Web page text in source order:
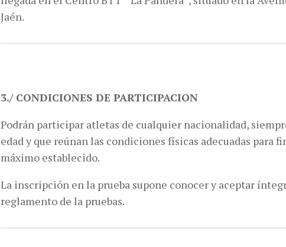
Jaén.
3./ CONDICIONES DE PARTICIPACION
Podrán participar atletas de cualquier nacionalidad,
edad y que reúnan las condiciones físicas adecuadas
máximo establecido.
La inscripción en la prueba supone conocer y aceptar
reglamento de la pruebas.